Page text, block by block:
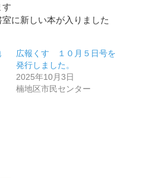
す
に新しい本が入りました
広報くす １０月５日号を
発行しました。
2025年10月3日
楠地区市民センター